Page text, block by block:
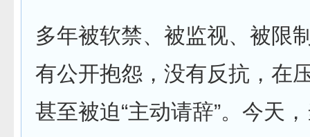
多年被软禁、被监视、被限
有公开抱怨，没有反抗，在
甚至被迫“主动请辞”。今天